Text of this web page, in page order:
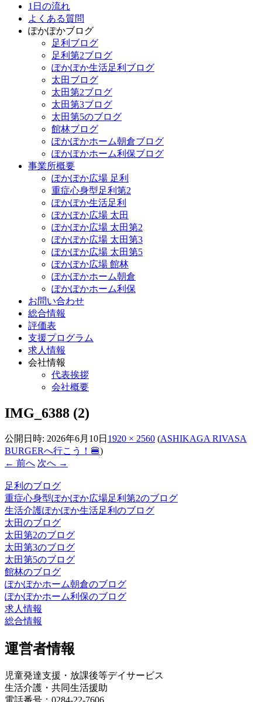
1日の流れ
よくある質問
ぽかぽかブログ
足利ブログ
足利第2ブログ
ぽかぽか生活足利ブログ
太田ブログ
太田第2ブログ
太田第3ブログ
太田第5のブログ
館林ブログ
ぽかぽかホーム朝倉ブログ
ぽかぽかホーム利保ブログ
事業所概要
ぽかぽか広場 足利
重症心身型足利第2
ぽかぽか生活足利
ぽかぽか広場 太田
ぽかぽか広場 太田第2
ぽかぽか広場 太田第3
ぽかぽか広場 太田第5
ぽかぽか広場 館林
ぽかぽかホーム朝倉
ぽかぽかホーム利保
お問い合わせ
総合情報
評価表
支援プログラム
求人情報
会社情報
代表挨拶
会社概要
IMG_6388 (2)
公開日時: 2026年6月10日 1920 × 2560 (ASHIKAGA RIVASA
BURGERへ行こう！🍔)
← 前へ 次へ →
足利のブログ
重症心身型ぽかぽか広場足利第2のブログ
生活介護ぽかぽか生活足利のブログ
太田のブログ
太田第2のブログ
太田第3のブログ
太田第5のブログ
館林のブログ
ぽかぽかホーム朝倉のブログ
ぽかぽかホーム利保のブログ
求人情報
総合情報
運営者情報
児童発達支援・放課後等デイサービス
生活介護・共同生活援助
電話番号：0284-22-7606